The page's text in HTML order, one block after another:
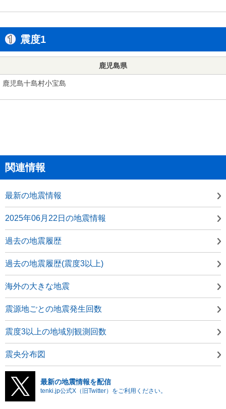
震度1
鹿児島県
鹿児島十島村小宝島
関連情報
最新の地震情報
2025年06月22日の地震情報
過去の地震履歴
過去の地震履歴(震度3以上)
海外の大きな地震
震源地ごとの地震発生回数
震度3以上の地域別観測回数
震央分布図
最新の地震情報を配信
tenki.jp公式X（旧Twitter）をご利用ください。